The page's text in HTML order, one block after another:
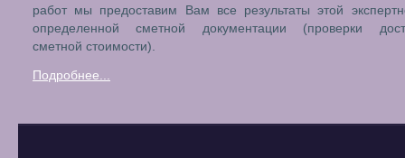
работ мы предоставим Вам все результаты этой
определенной сметной документации (проверки
сметной стоимости).
Подробнее...